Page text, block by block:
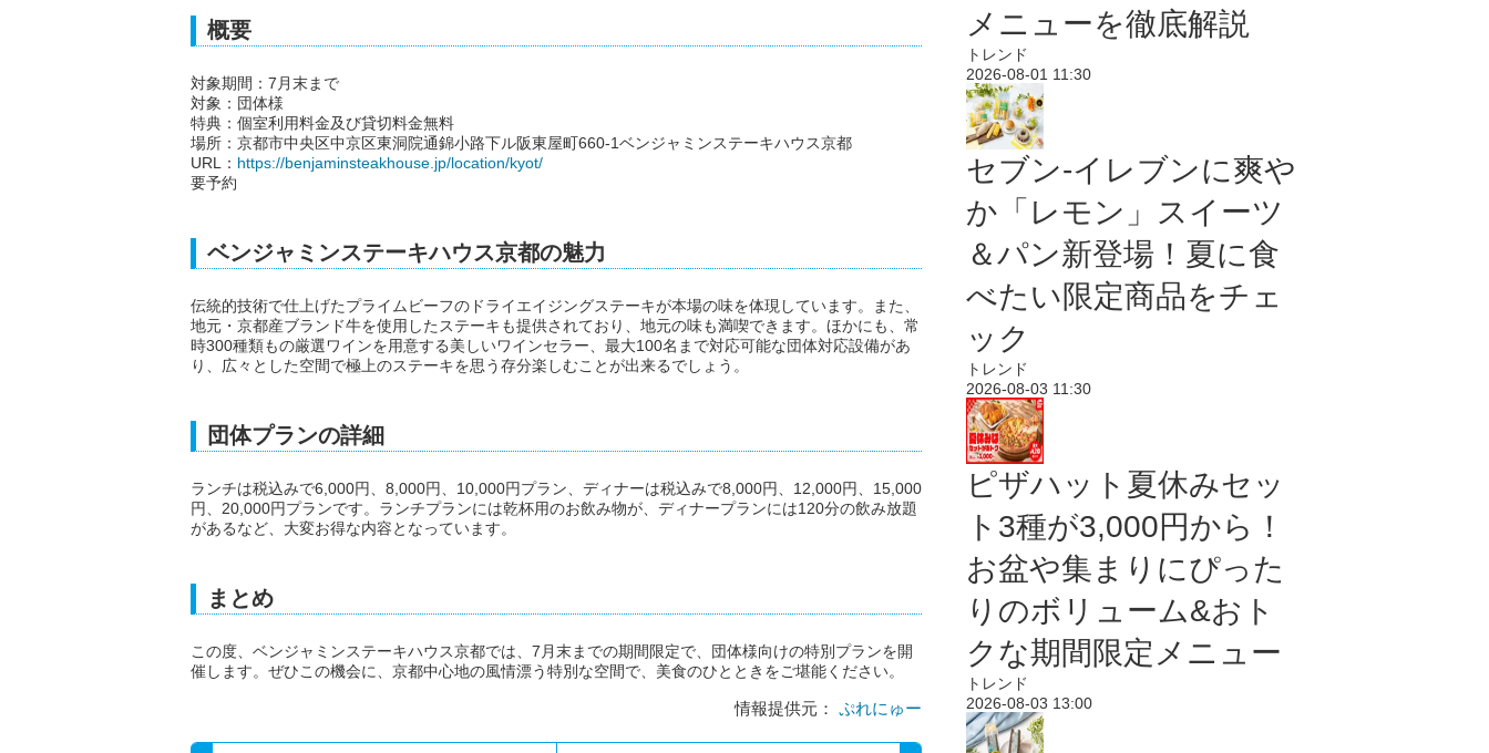
概要
対象期間：7月末まで
対象：団体様
特典：個室利用料金及び貸切料金無料
場所：京都市中央区中京区東洞院通錦小路下ル阪東屋町660-1ベンジャミンステーキハウス京都
URL： https://benjaminsteakhouse.jp/location/kyot/
要予約
ベンジャミンステーキハウス京都の魅力
伝統的技術で仕上げたプライムビーフのドライエイジングステーキが本場の味を体現しています。また、
地元・京都産ブランド牛を使用したステーキも提供されており、地元の味も満喫できます。ほかにも、常
時300種類もの厳選ワインを用意する美しいワインセラー、最大100名まで対応可能な団体対応設備があ
り、広々とした空間で極上のステーキを思う存分楽しむことが出来るでしょう。
団体プランの詳細
ランチは税込みで6,000円、8,000円、10,000円プラン、ディナーは税込みで8,000円、12,000円、15,000
円、20,000円プランです。ランチプランには乾杯用のお飲み物が、ディナープランには120分の飲み放題
があるなど、大変お得な内容となっています。
まとめ
この度、ベンジャミンステーキハウス京都では、7月末までの期間限定で、団体様向けの特別プランを開
催します。ぜひこの機会に、京都中心地の風情漂う特別な空間で、美食のひとときをご堪能ください。
情報提供元： ぷれにゅー
メニューを徹底解説
トレンド
2026-08-01 11:30
セブン‐イレブンに爽や
か「レモン」スイーツ
＆パン新登場！夏に食
べたい限定商品をチェ
ック
トレンド
2026-08-03 11:30
ピザハット夏休みセッ
ト3種が3,000円から！
お盆や集まりにぴった
りのボリューム&おト
クな期間限定メニュー
トレンド
2026-08-03 13:00